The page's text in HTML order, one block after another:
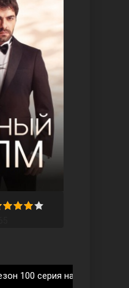
100 серия на русском